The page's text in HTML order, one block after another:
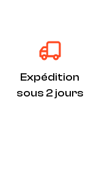
Expédition
sous 2 jours